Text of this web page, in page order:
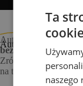
Automatyzacja
Automatyzacja i
bezpieczeństwo,
Zrób krok naprzód –
na tym, co naprawdę
Ta
cookie